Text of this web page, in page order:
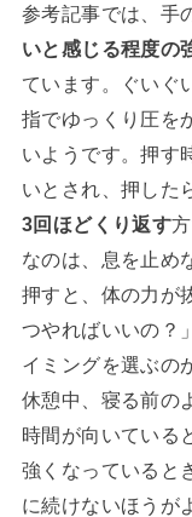
参考記事では、手
いと感じる程度の
ています。ぐいぐ
指でゆっくり圧を
いようです。押す
いとされ、押した
3回ほどくり返す
なのは、息を止め
押すと、体の力が
つやればいいの？
イミングを選ぶの
休憩中、寝る前の
時間が向いている
強くなっていると
に続けないほうが